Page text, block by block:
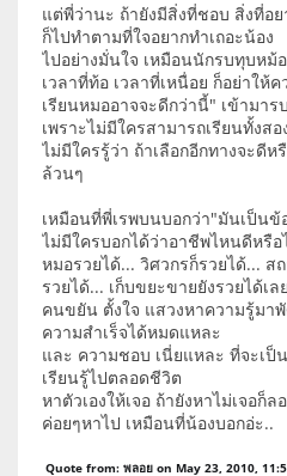
แต่พี่ว่านะ ถ้ายังมีสิ่งที่ชอบ สิ่งที่อย
ก็ไปทำตามที่ใจอยากทำเถอะน้อง
ไปอย่างมั่นใจ เหมือนนักรบทุบหม้
เวลาที่ท้อ เวลาที่เหนื่อย ก็อย่าใ
เรียนหมออาจจะดีกว่านี้" เข้ามาร
เพราะไม่มีใครสามารถเรียนทั้งส
ไม่มีใครรู้ว่า ถ้าเลือกอีกทางจะดีห
ล้วนๆ
เหมือนที่พี่เรพบนบอกว่า"มันเป็นข้
ไม่มีใครบอกได้ว่าอาชีพไหนดีหรือ
หมอรวยได้... วิศวกรก็รวยได้... ส
รวยได้... เก็บขยะขายยังรวยได้เล
คนขยัน ตั้งใจ แสวงหาความรู้มา
ความสำเร็จได้หมดแหละ
และ ความชอบ เนี่ยแหละ ที่จะเป็
เรียนรู้ไปตลอดชีวิต
หาตัวเองให้เจอ ถ้ายังหาไม่เจอก็
ค่อยๆหาไป เหมือนที่น้องบอกอ่ะ..
Quote from: พลอย on May 23, 2010,